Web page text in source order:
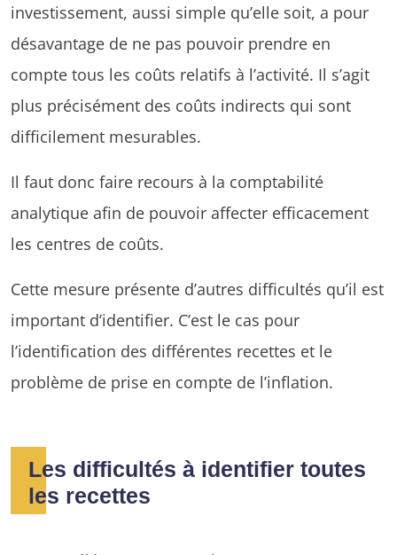
investissement, aussi simple qu’elle soit, a pour
désavantage de ne pas pouvoir prendre en
compte tous les coûts relatifs à l’activité. Il s’agit
plus précisément des coûts indirects qui sont
difficilement mesurables.
Il faut donc faire recours à la comptabilité
analytique afin de pouvoir affecter efficacement
les centres de coûts.
Cette mesure présente d’autres difficultés qu’il est
important d’identifier. C’est le cas pour
l’identification des différentes recettes et le
problème de prise en compte de l’inflation.
Les difficultés à identifier toutes
les recettes